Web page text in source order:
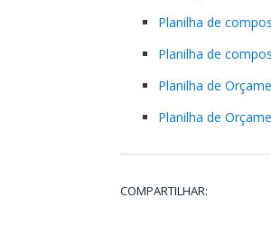
Planilha de
Planilha de
Planilha de
Planilha de
COMPARTILHAR: